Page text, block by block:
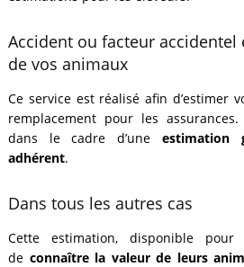
Accident ou facteur
de vos animaux
Ce service est réalisé afin d’estimer
remplacement pour les
dans le cadre d’une estimation
adhérent.
Dans tous les autres cas
Cette estimation, disponible
de connaître la valeur de leurs